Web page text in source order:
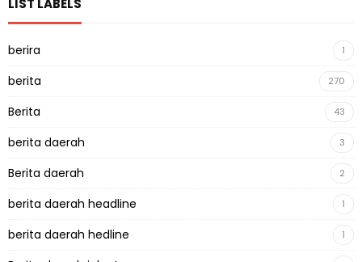
berira 1
berita 270
Berita 43
berita daerah 3
Berita daerah 2
berita daerah headline 1
berita daerah hedline 1